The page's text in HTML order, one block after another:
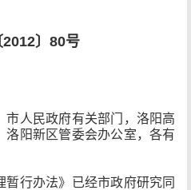
〕80号
市人民政府有关部门，洛阳高
洛阳新区管委会办公室，各有
暂行办法》已经市政府研究同